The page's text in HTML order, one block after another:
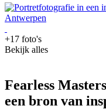
+17 foto's
Bekijk alles
Fearless
een bron van